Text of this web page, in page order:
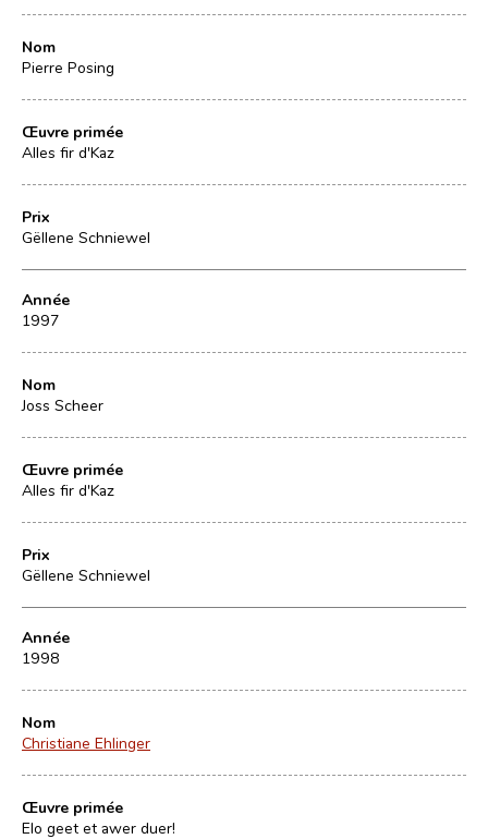
Nom
Pierre Posing
Œuvre primée
Alles fir d'Kaz
Prix
Gëllene Schniewel
Année
1997
Nom
Joss Scheer
Œuvre primée
Alles fir d'Kaz
Prix
Gëllene Schniewel
Année
1998
Nom
Christiane Ehlinger
Œuvre primée
Elo geet et awer duer!